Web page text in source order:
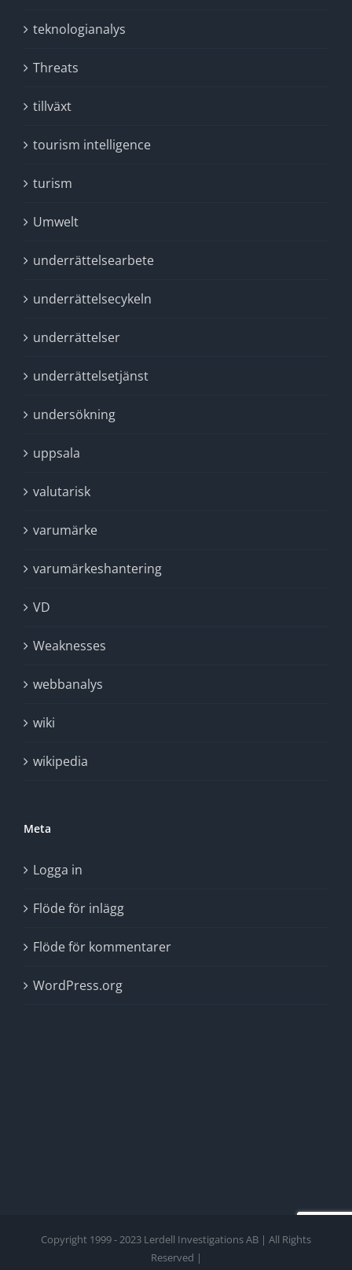
teknologianalys
Threats
tillväxt
tourism intelligence
turism
Umwelt
underrättelsearbete
underrättelsecykeln
underrättelser
underrättelsetjänst
undersökning
uppsala
valutarisk
varumärke
varumärkeshantering
VD
Weaknesses
webbanalys
wiki
wikipedia
Meta
Logga in
Flöde för inlägg
Flöde för kommentarer
WordPress.org
Copyright 1999 - 2023 Lerdell Investigations AB | All Rights
Reserved |